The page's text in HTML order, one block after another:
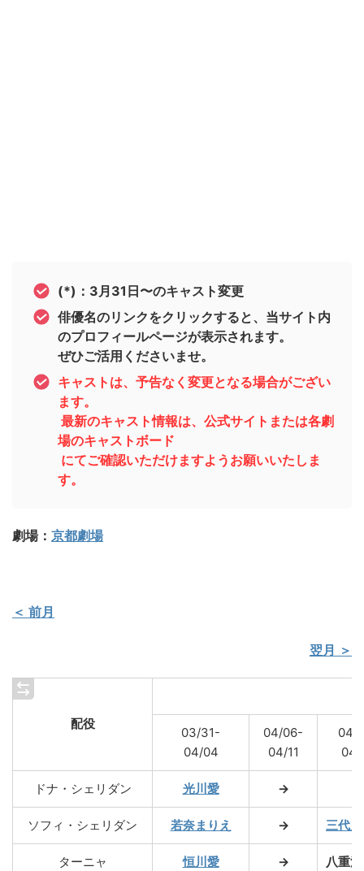
(*)：3月31日〜のキャスト変更
俳優名のリンクをクリックすると、当サイト内
のプロフィールページが表示されます。
ぜひご活用くださいませ。
キャストは、予告なく変更となる場合がござい
ます。
最新のキャスト情報は、公式サイトまたは各劇
場のキャストボード
にてご確認いただけますようお願いいたしま
す。
劇場： 京都劇場
＜ 前月
翌月 ＞
配役
03/31-
04/04
04/06-
04/11
04/
04/
ドナ・シェリダン 光川愛 →
ソフィ・シェリダン 若奈まりえ → 三代
ターニャ 恒川愛 → 八重